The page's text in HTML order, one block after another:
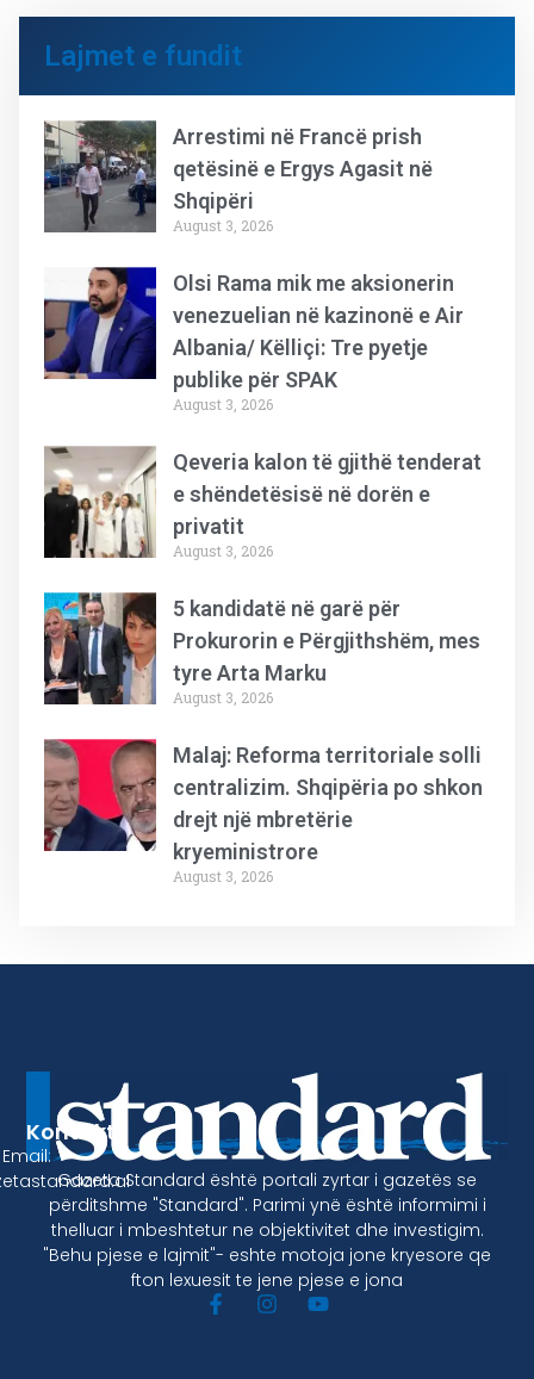
Lajmet e fundit
Arrestimi në Francë prish
qetësinë e Ergys Agasit në
Shqipëri
August 3, 2026
Olsi Rama mik me aksionerin
venezuelian në kazinonë e Air
Albania/ Këlliçi: Tre pyetje
publike për SPAK
August 3, 2026
Qeveria kalon të gjithë tenderat
e shëndetësisë në dorën e
privatit
August 3, 2026
5 kandidatë në garë për
Prokurorin e Përgjithshëm, mes
tyre Arta Marku
August 3, 2026
Malaj: Reforma territoriale solli
centralizim. Shqipëria po shkon
drejt një mbretërie
kryeministrore
August 3, 2026
Gazeta Standard është portali zyrtar i gazetës se
përditshme "Standard". Parimi ynë është informimi i
thelluar i mbeshtetur ne objektivitet dhe investigim.
"Behu pjese e lajmit"- eshte motoja jone kryesore qe
fton lexuesit te jene pjese e jona
Kontakt
Email: